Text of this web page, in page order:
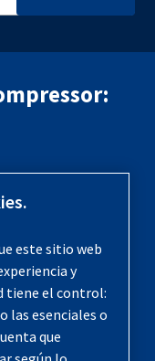
este sitio web
y
tiene el control:
las esenciales o
que